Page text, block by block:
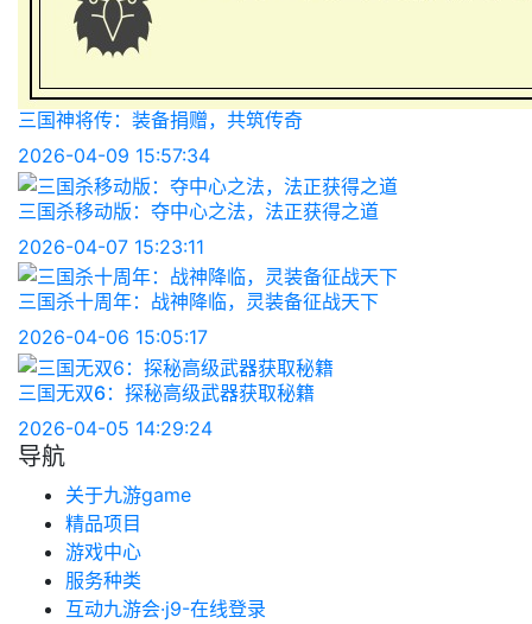
三国神将传：装备捐赠，共筑传奇
2026-04-09 15:57:34
三国杀移动版：夺中心之法，法正获得之道
2026-04-07 15:23:11
三国杀十周年：战神降临，灵装备征战天下
2026-04-06 15:05:17
三国无双6：探秘高级武器获取秘籍
2026-04-05 14:29:24
导航
关于九游game
精品项目
游戏中心
服务种类
互动九游会·j9-在线登录